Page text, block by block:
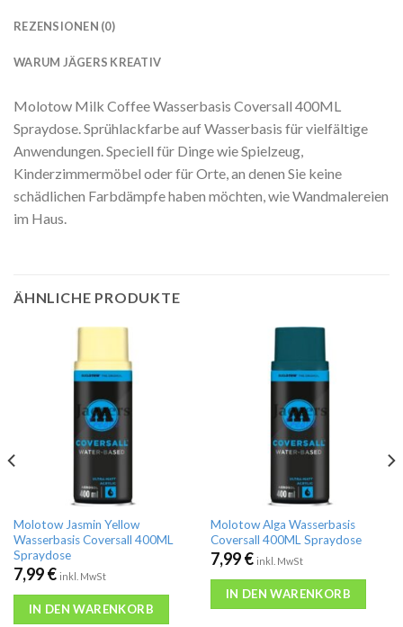
REZENSIONEN (0)
WARUM JÄGERS KREATIV
Molotow Milk Coffee Wasserbasis Coversall 400ML
Spraydose. Sprühlackfarbe auf Wasserbasis für vielfältige
Anwendungen. Speciell für Dinge wie Spielzeug,
Kinderzimmermöbel oder für Orte, an denen Sie keine
schädlichen Farbdämpfe haben möchten, wie Wandmalereien
im Haus.
ÄHNLICHE PRODUKTE
Molotow Jasmin Yellow
Wasserbasis Coversall 400ML
Spraydose
7,99€ inkl. MwSt
IN DEN WARENKORB
Molotow Alga Wasserbasis
Coversall 400ML Spraydose
7,99€ inkl. MwSt
IN DEN WARENKORB